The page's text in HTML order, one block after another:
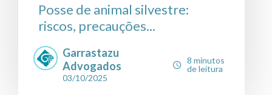
Posse de animal silvestre:
riscos, precauções...
Garrastazu
Advogados
03/10/2025
8 minutos
de leitura